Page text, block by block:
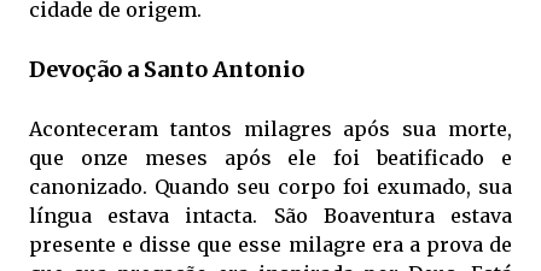
cidade de origem.
Devoção a Santo Antonio
Aconteceram tantos milagres após sua morte,
que onze meses após ele foi beatificado e
canonizado. Quando seu corpo foi exumado, sua
língua estava intacta. São Boaventura estava
presente e disse que esse milagre era a prova de